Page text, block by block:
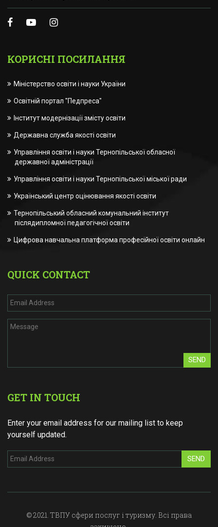
КОРИСНІ ПОСИЛАННЯ
Міністерство освіти і науки України
Освітній портал "Педпреса"
Інститут модернізації змісту освіти
Державна служба якості освіти
Управління освіти і науки Тернопільської обласної
державної адміністрації
Управління освіти і науки Тернопільської міської ради
Український центр оцінювання якості освіти
Тернопільський обласний комунальний інститут
післядипломної педагогічної освіти
Цифрова навчальна платформа професійної освіти онлайн
QUICK CONTACT
SEND
GET IN TOUCH
Enter your email address for our mailing list to keep
yourself updated.
SEND
© 2021. ТВПУ сфери послуг і туризму. Всі права